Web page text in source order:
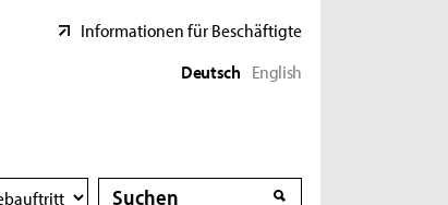
Informationen für Beschäftigte
Deutsch English
Suche
Suche